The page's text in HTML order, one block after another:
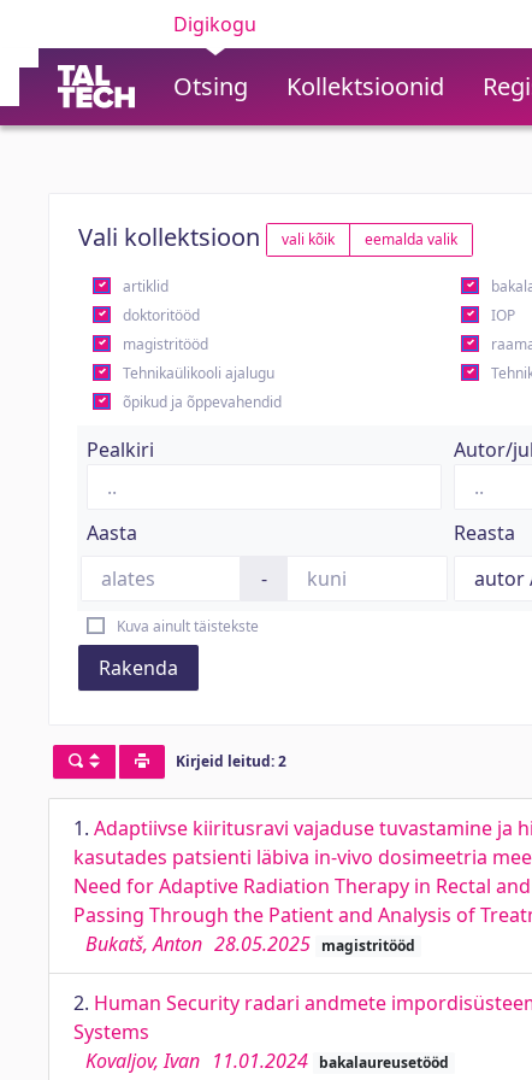
Digikogu
Otsing Kollektsioonid
Vali kollektsioon vali kõik eemalda valik
artiklid
doktoritööd
IOP
magistritööd
Tehnikaülikooli ajalugu
õpikud ja õppevahendid
Pealkiri Autor/
Aasta
-
Reasta
Kuva ainult täistekste
Rakenda
Kirjeid leitud: 2
1. Adaptiivse kiiritusravi vajaduse tuvastamine ja
kasutades patsienti läbiva in-vivo dosimeetria
Need for Adaptive Radiation Therapy in Rectal
Passing Through the Patient and Analysis of
Bukatš, Anton 28.05.2025 magistritööd
2. Human Security radari andmete
Systems
Kovaljov, Ivan 11.01.2024 bakalaureusetööd